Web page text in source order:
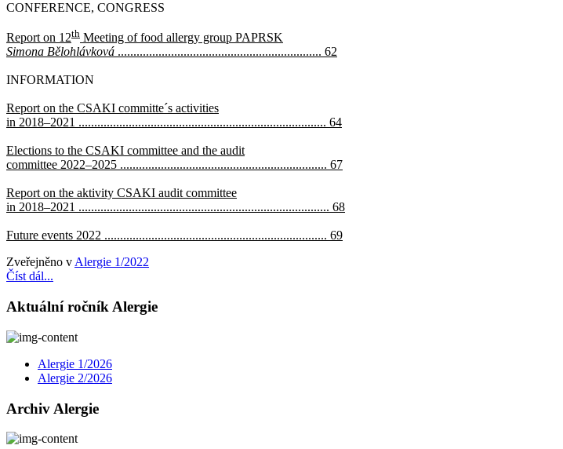
CONFERENCE, CONGRESS
Report on 12th Meeting of food allergy group PAPRSK
Simona Bělohlávková ................................................................. 62
INFORMATION
Report on the CSAKI committe´s activities
in 2018–2021 ............................................................................... 64
Elections to the CSAKI committee and the audit
committee 2022–2025 .................................................................. 67
Report on the aktivity CSAKI audit committee
in 2018–2021 ................................................................................ 68
Future events 2022 ....................................................................... 69
Zveřejněno vAlergie 1/2022
Číst dál...
Aktuální ročník Alergie
Alergie 1/2026
Alergie 2/2026
Archiv Alergie